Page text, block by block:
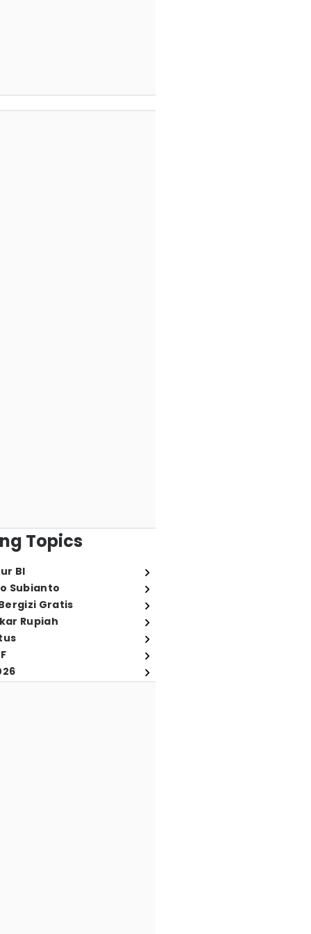
Topics
BI
Subianto
Gratis
Rupiah